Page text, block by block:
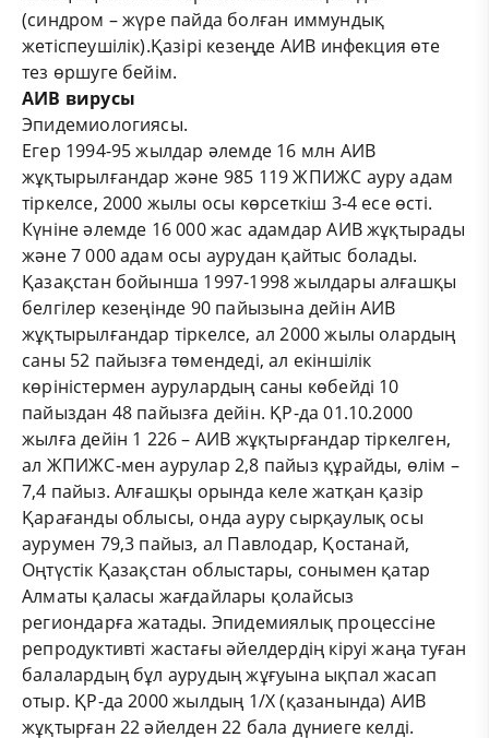
(синдром – жүре пайда болған иммундық
жетіспеушілік).Қазірі кезеңде АИВ инфекция өте
тез өршуге бейім.
АИВ вирусы
Эпидемиологиясы.
Егер 1994-95 жылдар әлемде 16 млн АИВ
жұқтырылғандар және 985 119 ЖПИЖС ауру адам
тіркелсе, 2000 жылы осы көрсеткіш 3-4 есе өсті.
Күніне әлемде 16 000 жас адамдар АИВ жұқтырады
және 7 000 адам осы аурудан қайтыс болады.
Қазақстан бойынша 1997-1998 жылдары алғашқы
белгілер кезеңінде 90 пайызына дейін АИВ
жұқтырылғандар тіркелсе, ал 2000 жылы олардың
саны 52 пайызға төмендеді, ал екіншілік
көріністермен аурулардың саны көбейді 10
пайыздан 48 пайызға дейін. ҚР-да 01.10.2000
жылға дейін 1 226 – АИВ жұқтырғандар тіркелген,
ал ЖПИЖС-мен аурулар 2,8 пайыз құрайды, өлім –
7,4 пайыз. Алғашқы орында келе жатқан қазір
Қарағанды облысы, онда ауру сырқаулық осы
аурумен 79,3 пайыз, ал Павлодар, Қостанай,
Оңтүстік Қазақстан облыстары, сонымен қатар
Алматы қаласы жағдайлары қолайсыз
региондарға жатады. Эпидемиялық процессіне
репродуктивті жастағы әйелдердің кіруі жаңа туған
балалардың бұл аурудың жұғуына ықпал жасап
отыр. ҚР-да 2000 жылдың 1/Х (қазанында) АИВ
жұқтырған 22 әйелден 22 бала дүниеге келді.